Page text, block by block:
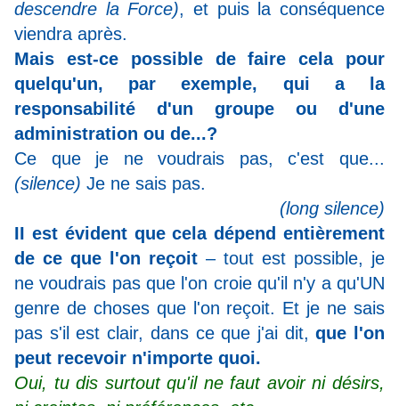
descendre la Force), et puis la conséquence
viendra après.
Mais est-ce possible de faire cela pour
quelqu'un, par exemple, qui a la
responsabilité d'un groupe ou d'une
administration ou de...?
Ce que je ne voudrais pas, c'est que...
(silence) Je ne sais pas.
(long silence)
II est évident que cela dépend entièrement
de ce que l'on reçoit – tout est possible, je
ne voudrais pas que l'on croie qu'il n'y a qu'UN
genre de choses que l'on reçoit. Et je ne sais
pas s'il est clair, dans ce que j'ai dit,que l'on
peut recevoir n'importe quoi.
Oui, tu dis surtout qu'il ne faut avoir ni désirs,